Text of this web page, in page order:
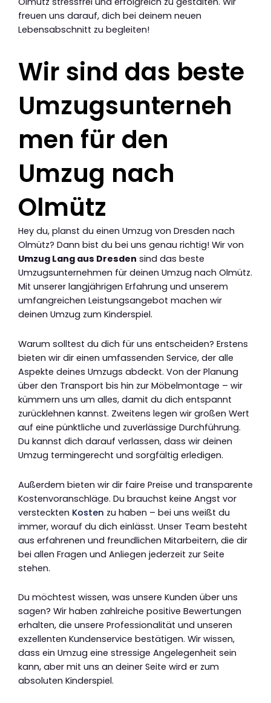
freuen uns darauf, dich bei deinem neuen
Lebensabschnitt zu begleiten!
Wir sind das beste
Umzugsunterneh
men für den
Umzug nach
Olmütz
Hey du, planst du einen Umzug von Dresden nach
Olmütz? Dann bist du bei uns genau richtig! Wir von
Umzug Lang aus Dresden sind das beste
Umzugsunternehmen für deinen Umzug nach Olmütz.
Mit unserer langjährigen Erfahrung und unserem
umfangreichen Leistungsangebot machen wir
deinen Umzug zum Kinderspiel.
Warum solltest du dich für uns entscheiden? Erstens
bieten wir dir einen umfassenden Service, der alle
Aspekte deines Umzugs abdeckt. Von der Planung
über den Transport bis hin zur Möbelmontage – wir
kümmern uns um alles, damit du dich entspannt
zurücklehnen kannst. Zweitens legen wir großen Wert
auf eine pünktliche und zuverlässige Durchführung.
Du kannst dich darauf verlassen, dass wir deinen
Umzug termingerecht und sorgfältig erledigen.
Außerdem bieten wir dir faire Preise und transparente
Kostenvoranschläge. Du brauchst keine Angst vor
versteckten Kosten zu haben – bei uns weißt du
immer, worauf du dich einlässt. Unser Team besteht
aus erfahrenen und freundlichen Mitarbeitern, die dir
bei allen Fragen und Anliegen jederzeit zur Seite
stehen.
Du möchtest wissen, was unsere Kunden über uns
sagen? Wir haben zahlreiche positive Bewertungen
erhalten, die unsere Professionalität und unseren
exzellenten Kundenservice bestätigen. Wir wissen,
dass ein Umzug eine stressige Angelegenheit sein
kann, aber mit uns an deiner Seite wird er zum
absoluten Kinderspiel.